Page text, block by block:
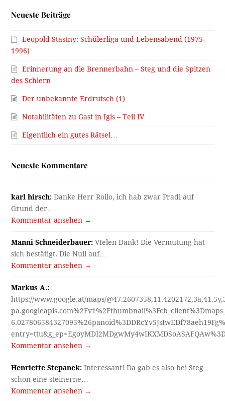
Neueste Beiträge
Leopold Stastny: Schülerliga und Lebensabend (1975-
1996)
Erinnerung an die Brennerbahn – Steg und die Spitzen
des Schlern
Der unbekannte Erdrutsch (1)
Notabilitäten zu Gast in Igls – Teil IV
Eigentlich ein gutes Rätsel…
Neueste Kommentare
karl hirsch: Danke Herr Roilo, ich hab zwar Pradl auf
Grund der…
Kommentar ansehen →
Manni Schneiderbauer: VIelen Dank! Die Vermutung hat
sich bestätigt. Die Null auf…
Kommentar ansehen →
Markus A.:
https://www.google.at/maps/
Kommentar ansehen →
Henriette Stepanek: Interessant! Da gab es also bei Steg
schon eine steinerne…
Kommentar ansehen →